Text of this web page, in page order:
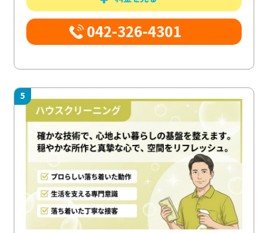
042-326-4301
5